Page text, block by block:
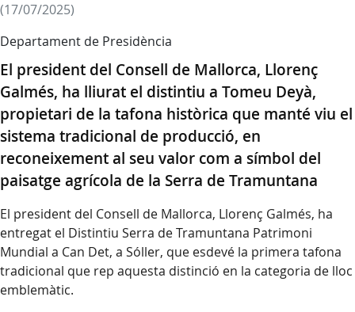
(17/07/2025)
Departament de Presidència
El president del Consell de Mallorca, Llorenç
Galmés, ha lliurat el distintiu a Tomeu Deyà,
propietari de la tafona històrica que manté viu el
sistema tradicional de producció, en
reconeixement al seu valor com a símbol del
paisatge agrícola de la Serra de Tramuntana
El president del Consell de Mallorca, Llorenç Galmés, ha
entregat el Distintiu Serra de Tramuntana Patrimoni
Mundial a Can Det, a Sóller, que esdevé la primera tafona
tradicional que rep aquesta distinció en la categoria de lloc
emblemàtic.